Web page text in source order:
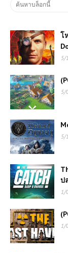
โ
5/
5/
5/
ป
1/
1/